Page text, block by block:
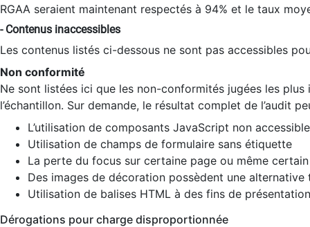
RGAA seraient maintenant respectés à 94% et le taux
- Contenus inaccessibles
Les contenus listés ci-dessous ne sont pas accessibles
Non conformité
Ne sont listées ici que les non-conformités jugées les
l’échantillon. Sur demande, le résultat complet de l’audit
L’utilisation de composants JavaScript non
Utilisation de champs de formulaire sans étiquette
La perte du focus sur certaine page ou même
Des images de décoration possèdent une alternative
Utilisation de balises HTML à des fins de
Dérogations pour charge disproportionnée